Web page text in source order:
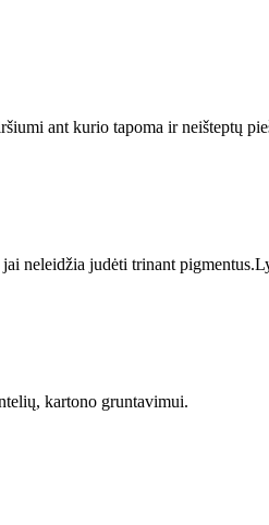
ant kurio tapoma ir neišteptų
neleidžia judėti trinant
kartono gruntavimui.